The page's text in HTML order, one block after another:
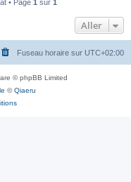
e
r
• Page 1 sur 1
Aller
Fuseau horaire sur UTC+02:00
© phpBB Limited
©Qiaeru